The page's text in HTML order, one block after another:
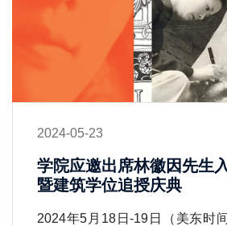
2024-05-23
学院应邀出席林徽因先生
暨建筑学位追授庆典
​2024年5月18日-19日（美东时